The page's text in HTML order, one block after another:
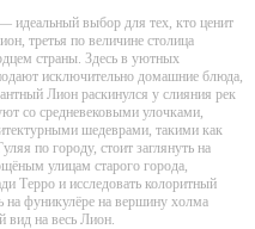
выбор для тех, кто ценит
третья по величине столица
страны. Здесь в уютных
исключительно домашние блюда,
Лион раскинулся у слияния рек
со средневековыми улочками,
шедеврами, такими как
по городу, стоит заглянуть на
улицам старого города,
Терро и исследовать колоритный
на фуникулёре на вершину холма
вид на весь Лион.